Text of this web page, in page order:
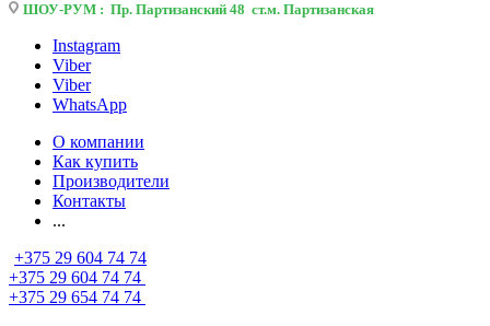
ШОУ-РУМ : Пр. Партизанский 48 ст.м. Партизанская
Instagram
Viber
Viber
WhatsApp
О компании
Как купить
Производители
Контакты
...
+375 29 604 74 74
+375 29 604 74 74
+375 29 654 74 74